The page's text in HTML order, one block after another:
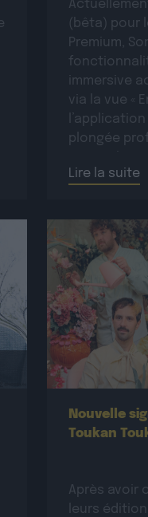
(bêta) pour
Premium,
immersive
via la vue «
plongée
mettant en
Lire la suite
Nouvelle
Toukan
Après avoir
leurs